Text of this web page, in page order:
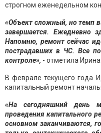
строгном еженедельном
«Объект сложный, но темп
завершается. Ежедневно
Напомню, ремонт сейчас
пострадавших в ЧС. Все
контроле», - отметила
В феврале текущего года
капитальный ремонт
«На сегодняшний день
проведения капитального
основном заканчиваются,